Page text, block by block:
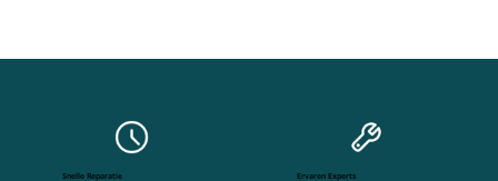
Snelle Reparatie Ervaren Experts